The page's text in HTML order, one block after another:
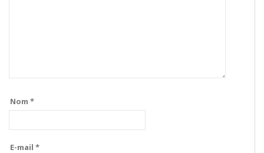
Nom *
E-mail *